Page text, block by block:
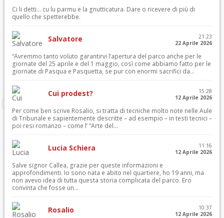
Ci li detti… cu lu parmu e la gnutticatura. Dare o ricevere di più di
quello che spetterebbe.
Salvatore
21:23
22 Aprile 2026
“Avremmo tanto voluto garantirvi l’apertura del parco anche per le
giornate del 25 aprile e del 1 maggio, così come abbiamo fatto per le
giornate di Pasqua e Pasquetta, se pur con enormi sacrifici da...
Cui prodest?
15:28
12 Aprile 2026
Per come ben scrive Rosalio, si tratta di tecniche molto note nelle Aule
di Tribunale e sapientemente descritte – ad esempio – in testi tecnici –
poi resi romanzo – come l’ “Arte del...
Lucia Schiera
11:16
12 Aprile 2026
Salve signor Callea, grazie per queste informazioni e
approfondimenti. Io sono nata e abito nel quartiere, ho 19 anni, ma
non avevo idea di tutta questa storia complicata del parco. Ero
convinta che fosse un...
Rosalio
10:37
12 Aprile 2026